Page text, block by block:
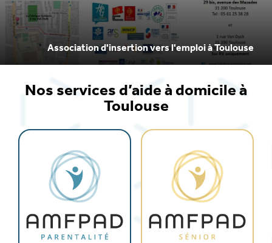
Association d'insertion vers l'emploi à Toulouse
Nos services d’aide à domicile à
Toulouse